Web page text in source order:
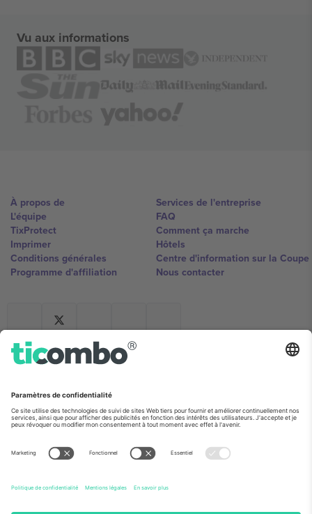
Vu aux informations
À propos de
L'équipe
TixProtect
Imprimer
Conditions générales
Programme d'affiliation
Services de l'entreprise
FAQ
Comment ça marche
Hôtels
Centre d'information sur la Coupe
Nous contacter
Ticombo France
Mimi Balkanska 132, 1540, Sofia,
Bulgaria
L'entité juridique du fournisseur de la plateforme peut changer en
détails, consultez la page spécifique de l'événement, les mentions